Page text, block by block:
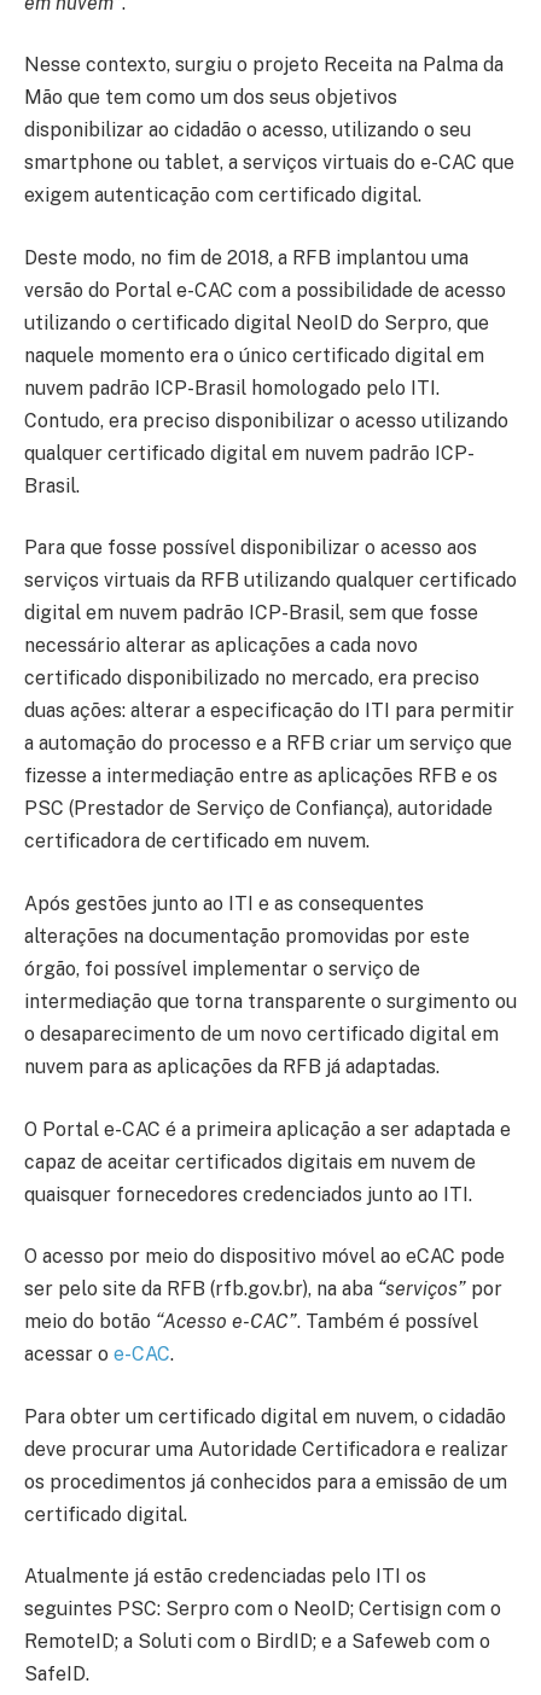
Nesse contexto, surgiu o projeto Receita na Palma da
Mão que tem como um dos seus objetivos
disponibilizar ao cidadão o acesso, utilizando o seu
smartphone ou tablet, a serviços virtuais do e-CAC que
exigem autenticação com certificado digital.
Deste modo, no fim de 2018, a RFB implantou uma
versão do Portal e-CAC com a possibilidade de acesso
utilizando o certificado digital NeoID do Serpro, que
naquele momento era o único certificado digital em
nuvem padrão ICP-Brasil homologado pelo ITI.
Contudo, era preciso disponibilizar o acesso utilizando
qualquer certificado digital em nuvem padrão ICP-
Brasil.
Para que fosse possível disponibilizar o acesso aos
serviços virtuais da RFB utilizando qualquer certificado
digital em nuvem padrão ICP-Brasil, sem que fosse
necessário alterar as aplicações a cada novo
certificado disponibilizado no mercado, era preciso
duas ações: alterar a especificação do ITI para permitir
a automação do processo e a RFB criar um serviço que
fizesse a intermediação entre as aplicações RFB e os
PSC (Prestador de Serviço de Confiança), autoridade
certificadora de certificado em nuvem.
Após gestões junto ao ITI e as consequentes
alterações na documentação promovidas por este
órgão, foi possível implementar o serviço de
intermediação que torna transparente o surgimento ou
o desaparecimento de um novo certificado digital em
nuvem para as aplicações da RFB já adaptadas.
O Portal e-CAC é a primeira aplicação a ser adaptada e
capaz de aceitar certificados digitais em nuvem de
quaisquer fornecedores credenciados junto ao ITI.
O acesso por meio do dispositivo móvel ao eCAC pode
ser pelo site da RFB (rfb.gov.br), na aba “serviços” por
meio do botão “Acesso e-CAC”. Também é possível
acessar o e-CAC.
Para obter um certificado digital em nuvem, o cidadão
deve procurar uma Autoridade Certificadora e realizar
os procedimentos já conhecidos para a emissão de um
certificado digital.
Atualmente já estão credenciadas pelo ITI os
seguintes PSC: Serpro com o NeoID; Certisign com o
RemoteID; a Soluti com o BirdID; e a Safeweb com o
SafeID.